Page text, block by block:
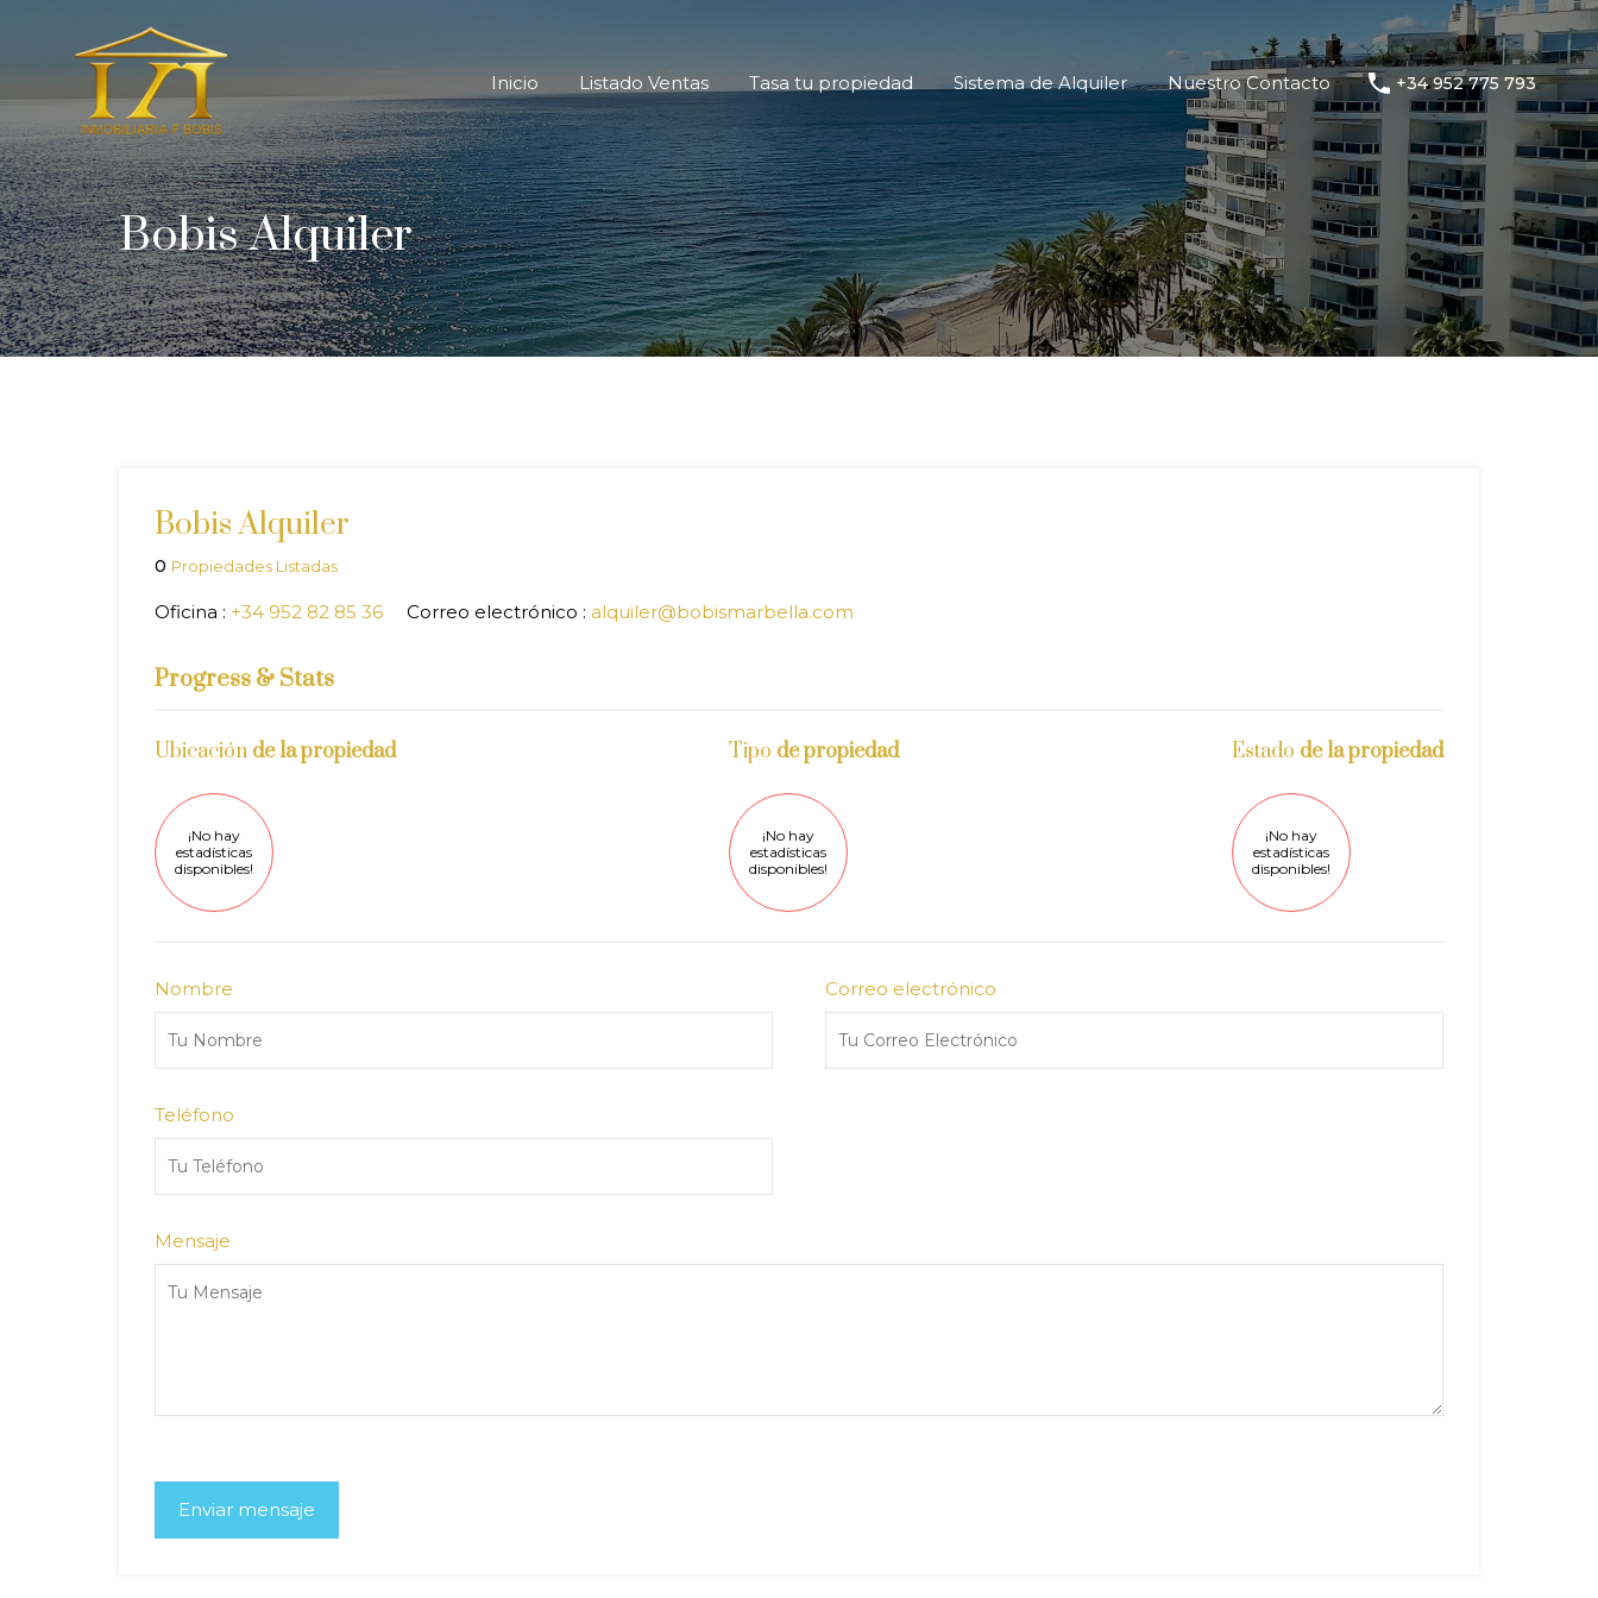
Nuestro Contacto
+34 952 775 793
Inicio
Listado Ventas Tasa tu propiedad Sistema de Alquiler Nuestro Contacto +34 952 775 793
Bobis Alquiler
Bobis Alquiler
0 Propiedades Listadas
Oficina : +34 952 82 85 36 Correo electrónico : alquiler@bobismarbella.com
Progress & Stats
Ubicación de la propiedad
¡No hay
estadísticas
disponibles!
Tipo de propiedad
¡No hay
estadísticas
disponibles!
Estado de la propiedad
¡No hay
estadísticas
disponibles!
Nombre Correo electrónico
Teléfono
Mensaje